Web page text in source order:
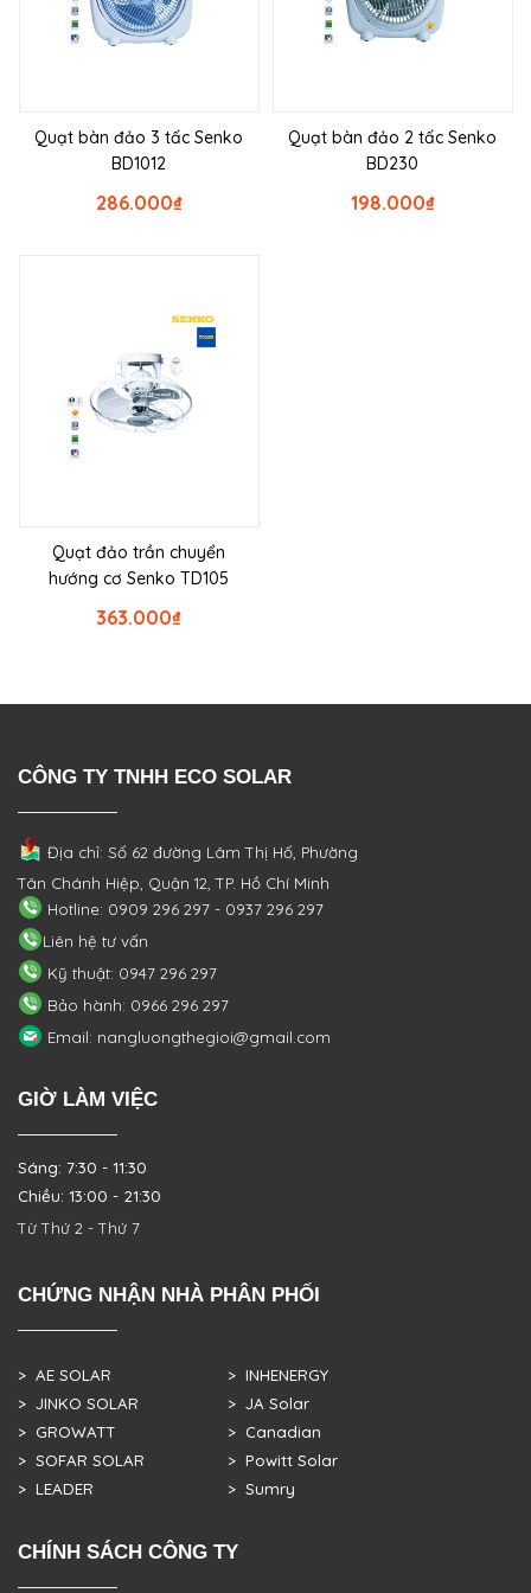
Quạt bàn đảo 3 tấc Senko
BD1012
₫
286.000
Quạt bàn đảo 2 tấc Senko
BD230
₫
198.000
Quạt đảo trần chuyển
hướng cơ Senko TD105
₫
363.000
CÔNG TY TNHH ECO SOLAR
Địa chỉ: Số 62 đường Lâm Thị Hố, Phường
Tân Chánh Hiệp, Quận 12, TP. Hồ Chí Minh
Hotline: 0909 296 297 - 0937 296 297
Liên hệ tư vấn
Kỹ thuật: 0947 296 297
Bảo hành: 0966 296 297
Email: nangluongthegioi@gmail.com
GIỜ LÀM VIỆC
Sáng: 7:30 - 11:30
Chiều: 13:00 - 21:30
Từ Thứ 2 - Thứ 7
CHỨNG NHẬN NHÀ PHÂN PHỐI
> AE SOLAR
> JINKO SOLAR
> GROWATT
> SOFAR SOLAR
> LEADER
> INHENERGY
> JA Solar
> Canadian
> Powitt Solar
> Sumry
CHÍNH SÁCH CÔNG TY